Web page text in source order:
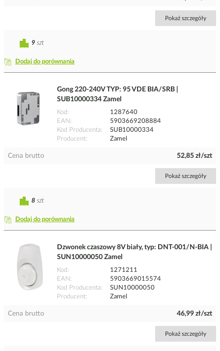
Pokaż szczegóły
Dodaj do porównania
9 szt
Gong 220-240V TYP: 95 VDE BIA/SRB |
SUB10000334 Zamel
Kod
1287640
EAN
5903669208884
Kod Producenta
SUB10000334
Producent
Zamel
Cena brutto 52,85 zł/szt
Pokaż szczegóły
Dodaj do porównania
8 szt
Dzwonek czaszowy 8V biały, typ: DNT-001/N-BIA |
SUN10000050 Zamel
Kod
1271211
EAN
5903669015574
Kod Producenta
SUN10000050
Producent
Zamel
Cena brutto 46,99 zł/szt
Pokaż szczegóły